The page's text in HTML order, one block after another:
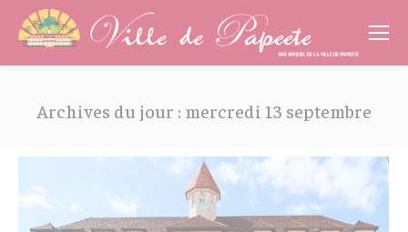
Archives du jour : mercredi 13 septembre
Cookies management panel